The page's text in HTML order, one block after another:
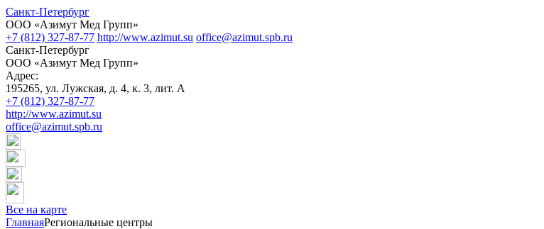
Санкт-Петербург
ООО «Азимут Мед Групп»
+7 (812) 327-87-77 http://www.azimut.su office@azimut.spb.ru
Санкт-Петербург
ООО «Азимут Мед Групп»
Адрес:
195265, ул. Лужская, д. 4, к. 3, лит. А
+7 (812) 327-87-77
http://www.azimut.su
office@azimut.spb.ru
Все на карте
ГлавнаяРегиональные центры